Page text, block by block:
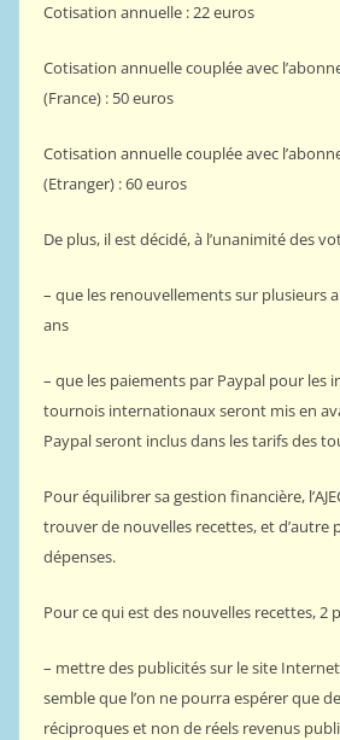
Cotisation annuelle : 22 euros
Cotisation annuelle couplée avec
(France) : 50 euros
Cotisation annuelle couplée avec
(Etranger) : 60 euros
De plus, il est décidé, à l’unanimité des
– que les renouvellements sur plusieurs
ans
– que les paiements par Paypal pour les
tournois internationaux seront mis en
Paypal seront inclus dans les tarifs des
Pour équilibrer sa gestion financière,
trouver de nouvelles recettes, et d’autre
dépenses.
Pour ce qui est des nouvelles recettes, 2
– mettre des publicités sur le site Internet
semble que l’on ne pourra espérer que
réciproques et non de réels revenus